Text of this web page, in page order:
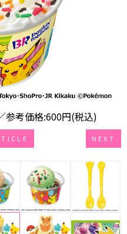
参考価格:600円(税込)
NEXT